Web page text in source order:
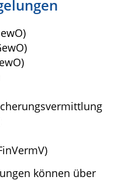
können über